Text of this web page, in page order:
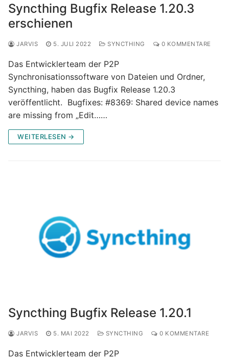
Syncthing Bugfix Release 1.20.3
erschienen
JARVIS 5. JULI 2022 SYNCTHING 0 KOMMENTARE
Das Entwicklerteam der P2P
Synchronisationssoftware von Dateien und Ordner,
Syncthing, haben das Bugfix Release 1.20.3
veröffentlicht. Bugfixes: #8369: Shared device names
are missing from „Edit……
WEITERLESEN →
Syncthing Bugfix Release 1.20.1
JARVIS 5. MAI 2022 SYNCTHING 0 KOMMENTARE
Das Entwicklerteam der P2P